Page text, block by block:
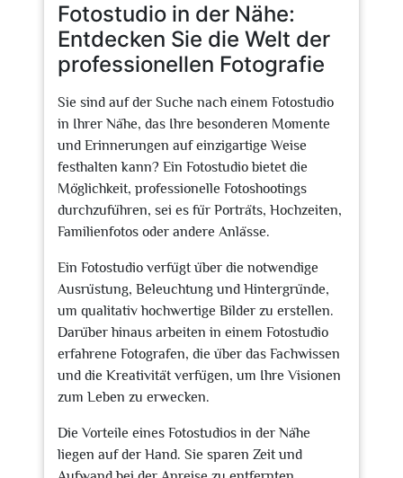
Fotostudio in der Nähe:
Entdecken Sie die Welt der
professionellen Fotografie
Sie sind auf der Suche nach einem Fotostudio
in Ihrer Nähe, das Ihre besonderen Momente
und Erinnerungen auf einzigartige Weise
festhalten kann? Ein Fotostudio bietet die
Möglichkeit, professionelle Fotoshootings
durchzuführen, sei es für Porträts, Hochzeiten,
Familienfotos oder andere Anlässe.
Ein Fotostudio verfügt über die notwendige
Ausrüstung, Beleuchtung und Hintergründe,
um qualitativ hochwertige Bilder zu erstellen.
Darüber hinaus arbeiten in einem Fotostudio
erfahrene Fotografen, die über das Fachwissen
und die Kreativität verfügen, um Ihre Visionen
zum Leben zu erwecken.
Die Vorteile eines Fotostudios in der Nähe
liegen auf der Hand. Sie sparen Zeit und